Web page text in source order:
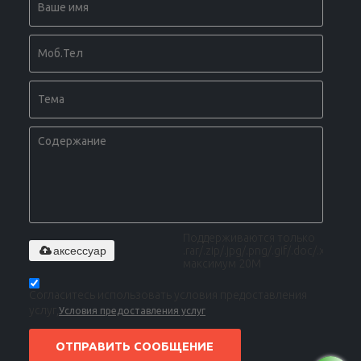
аксессуар
услуг,Условия предоставления услуг
ОТПРАВИТЬ СООБЩЕНИЕ